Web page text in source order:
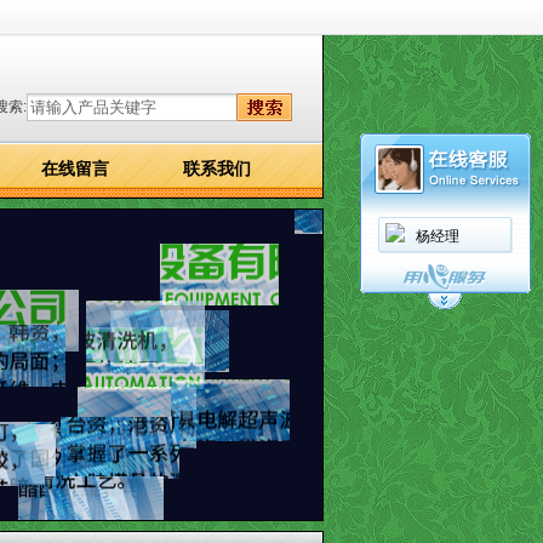
杨经理
索:
在线留言 联系我们